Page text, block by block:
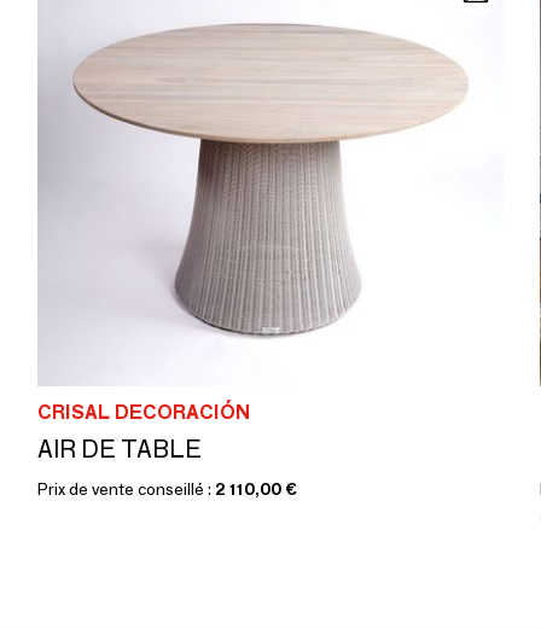
CRISAL DECORACIÓN
AIR DE TABLE
Prix de vente conseillé : 2 110,00 €